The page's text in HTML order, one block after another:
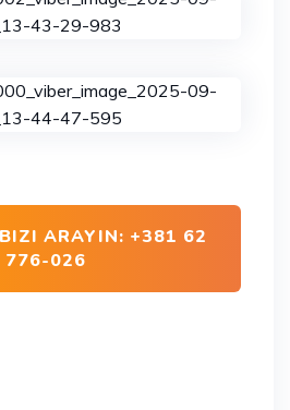
ARAYIN: +381 62
776-026